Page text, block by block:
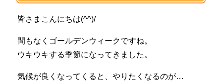
皆さまこんにちは(^^)/
間もなくゴールデンウィークですね。
ウキウキする季節になってきました。
気候が良くなってくると、やりたくなるのが…